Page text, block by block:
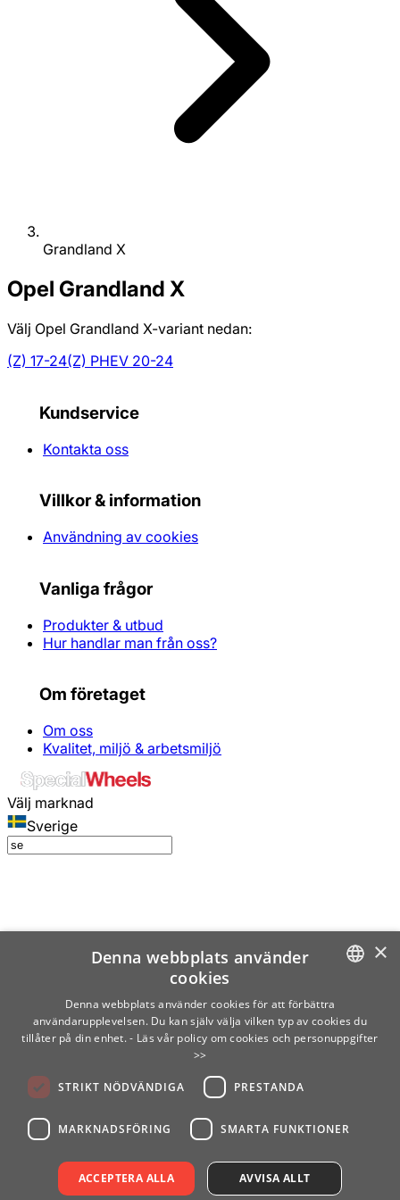
Grandland X
Opel Grandland X
Välj Opel Grandland X-variant nedan:
(Z) 17-24(Z) PHEV 20-24
Kundservice
Kontakta oss
Villkor & information
Användning av cookies
Vanliga frågor
Produkter & utbud
Hur handlar man från oss?
Om företaget
Om oss
Kvalitet, miljö & arbetsmiljö
Välj marknad
Sverige
SWEDISH
×
Denna webbplats använder
cookies
Denna webbplats använder cookies för att förbättra
användarupplevelsen. Du kan själv välja vilken typ av cookies du
tillåter på din enhet. - Läs vår policy om cookies och personuppgifter
>>
STRIKT NÖDVÄNDIGA PRESTANDA
MARKNADSFÖRING SMARTA FUNKTIONER
ACCEPTERA ALLA AVVISA ALLT